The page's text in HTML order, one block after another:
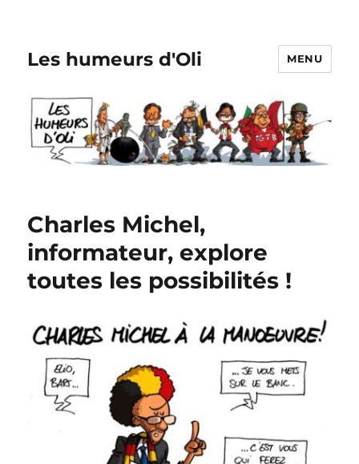
Les humeurs d'Oli MENU
Charles Michel,
informateur, explore
toutes les possibilités !